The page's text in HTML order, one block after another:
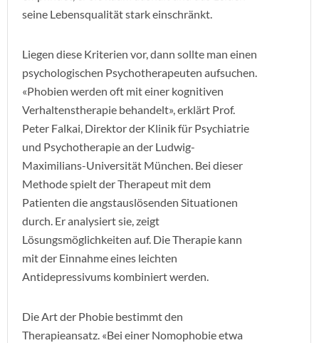
seine Lebensqualität stark einschränkt.
Liegen diese Kriterien vor, dann sollte man einen
psychologischen Psychotherapeuten aufsuchen.
«Phobien werden oft mit einer kognitiven
Verhaltenstherapie behandelt», erklärt Prof.
Peter Falkai, Direktor der Klinik für Psychiatrie
und Psychotherapie an der Ludwig-
Maximilians-Universität München. Bei dieser
Methode spielt der Therapeut mit dem
Patienten die angstauslösenden Situationen
durch. Er analysiert sie, zeigt
Lösungsmöglichkeiten auf. Die Therapie kann
mit der Einnahme eines leichten
Antidepressivums kombiniert werden.
Die Art der Phobie bestimmt den
Therapieansatz. «Bei einer Nomophobie etwa